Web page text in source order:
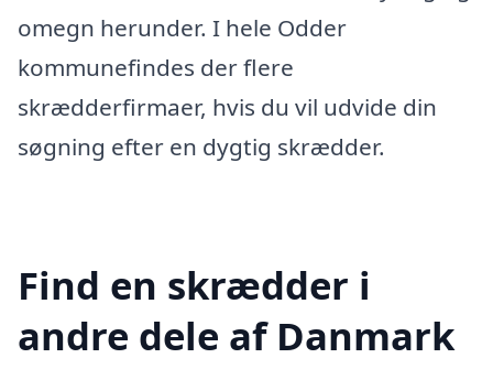
omegn herunder. I hele Odder
kommunefindes der flere
skrædderfirmaer, hvis du vil udvide din
søgning efter en dygtig skrædder.
Find en skrædder i
andre dele af Danmark